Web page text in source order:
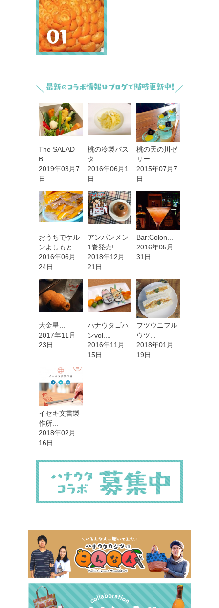
The SALAD
B...
2019年03月7
日
桃の冷製パス
タ...
2016年06月1
日
桃の天の川ゼ
リー...
2015年07月7
日
おうちでケル
ンよしもと...
2016年06月
24日
アンパンメン
1巻発売!...
2018年12月
21日
Bar:Colon...
2016年05月
31日
大金星...
2017年11月
23日
ハナウタゴハ
ンvol....
2016年11月
15日
フツウニフル
ウツ...
2018年01月
19日
イセキ文書製
作所...
2018年02月
16日